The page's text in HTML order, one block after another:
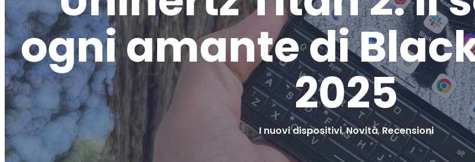
ogni amante di
2025
I nuovi dispositivi,Novità, Recensioni